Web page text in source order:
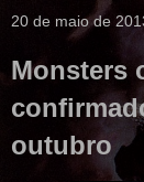
20 de maio de
Monsters
outubro